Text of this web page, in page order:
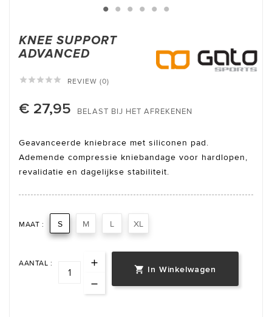
KNEE SUPPORT
ADVANCED
     REVIEW (0)
€ 27,95 BELAST BIJ HET AFREKENEN
Geavanceerde kniebrace met siliconen pad.
Ademende compressie kniebandage voor hardlopen,
revalidatie en dagelijkse stabiliteit.
MAAT : S M L XL
AANTAL :
 In Winkelwagen